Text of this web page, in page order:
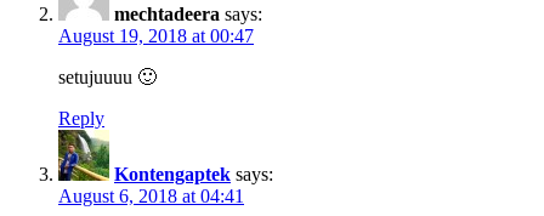
mechtadeera says:
August 19, 2018 at 00:47
setujuuuu 🙂
Reply
Kontengaptek says:
August 6, 2018 at 04:41